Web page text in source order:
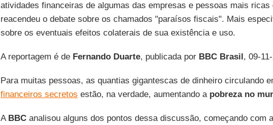
atividades financeiras de algumas das empresas e pessoas mais ricas
reacendeu o debate sobre os chamados "paraísos fiscais". Mais
sobre os eventuais efeitos colaterais de sua existência e uso.
A reportagem é de Fernando Duarte, publicada porBBC Brasil, 09-
Para muitas pessoas, as quantias gigantescas de dinheiro circulando
financeiros secretos estão, na verdade, aumentando a pobreza no
A BBCanalisou alguns dos pontos dessa discussão, começando com